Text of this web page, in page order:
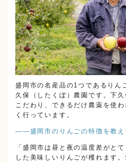
盛岡市の名産品の1つであるりん
久保（したくぼ）農園です。下
こだわり、できるだけ農薬を使
く行っています。
――盛岡市のりんごの特徴を教え
「盛岡市は昼と夜の温度差がと
した美味しいりんごが穫れます